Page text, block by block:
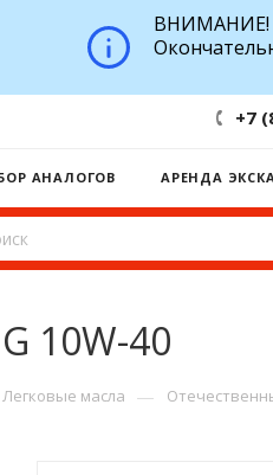
ВНИМАНИЕ!
+7
АНАЛОГОВ АРЕНДА
10W-40
Легковые масла —